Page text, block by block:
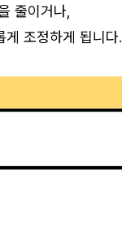
줄이거나,
게 조정하게 됩니다.